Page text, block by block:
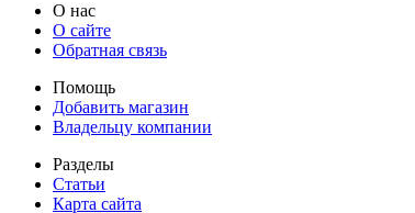
О нас
О сайте
Обратная связь
Помощь
Добавить магазин
Владельцу компании
Разделы
Статьи
Карта сайта